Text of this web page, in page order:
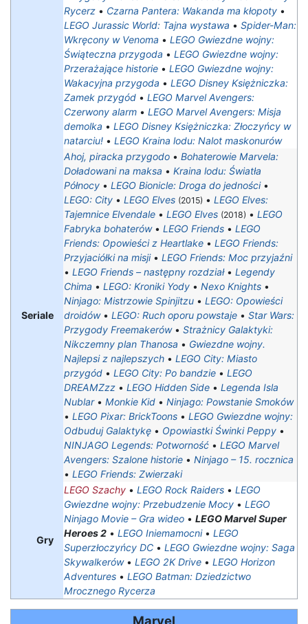
Rycerz • Czarna Pantera: Wakanda ma kłopoty •
LEGO Jurassic World: Tajna wystawa • Spider-Man:
Wkręcony w Venoma • LEGO Gwiezdne wojny:
Świąteczna przygoda • LEGO Gwiezdne wojny:
Przerażające historie • LEGO Gwiezdne wojny:
Wakacyjna przygoda • LEGO Disney Księżniczka:
Zamek przygód • LEGO Marvel Avengers:
Czerwony alarm • LEGO Marvel Avengers: Misja
demolka • LEGO Disney Księżniczka: Złoczyńcy w
natarciu! • LEGO Kraina lodu: Nalot maskonurów
Seriale
Ahoj, piracka przygodo • Bohaterowie Marvela:
Doładowani na maksa • Kraina lodu: Światła
Północy • LEGO Bionicle: Droga do jedności•
LEGO: City • LEGO Elves (2015) • LEGO Elves:
Tajemnice Elvendale • LEGO Elves (2018) • LEGO
Fabryka bohaterów• LEGO Friends • LEGO
Friends: Opowieści z Heartlake • LEGO Friends:
Przyjaciółki na misji• LEGO Friends: Moc przyjaźni
• LEGO Friends – następny rozdział• Legendy
Chima • LEGO: Kroniki Yody • Nexo Knights •
Ninjago: Mistrzowie Spinjitzu • LEGO: Opowieści
droidów• LEGO: Ruch oporu powstaje • Star Wars:
Przygody Freemakerów• Strażnicy Galaktyki:
Nikczemny plan Thanosa • Gwiezdne wojny.
Najlepsi z najlepszych • LEGO City: Miasto
przygód‎ • LEGO City: Po bandzie • LEGO
DREAMZzz • LEGO Hidden Side • Legenda Isla
Nublar• Monkie Kid • Ninjago: Powstanie Smoków
• LEGO Pixar: BrickToons • LEGO Gwiezdne wojny:
Odbuduj Galaktykę • Opowiastki Świnki Peppy •
NINJAGO Legends: Potworność • LEGO Marvel
Avengers: Szalone historie • Ninjago – 15. rocznica
• LEGO Friends: Zwierzaki
Gry
LEGO Szachy • LEGO Rock Raiders • LEGO
Gwiezdne wojny: Przebudzenie Mocy • LEGO
Ninjago Movie – Gra wideo • LEGO Marvel Super
Heroes 2 • LEGO Iniemamocni• LEGO
Superzłoczyńcy DC • LEGO Gwiezdne wojny: Saga
Skywalkerów• LEGO 2K Drive • LEGO Horizon
Adventures • LEGO Batman: Dziedzictwo
Mrocznego Rycerza
Marvel